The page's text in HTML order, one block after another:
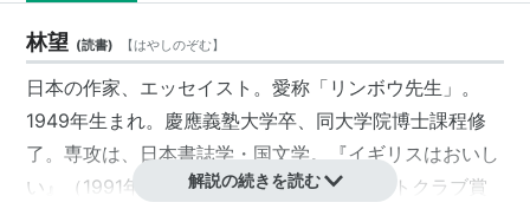
林望 (読書) 【はやしのぞむ】
日本の作家、エッセイスト。愛称「 リンボウ先生 」。
1949年生まれ。慶應義塾大学卒、同大学院博士課程修
了。専攻は、日本書誌学・国文学。『イギリスはおいし
い』（1991年）で、第39回日本エッセイストクラブ賞
解説の続きを読む